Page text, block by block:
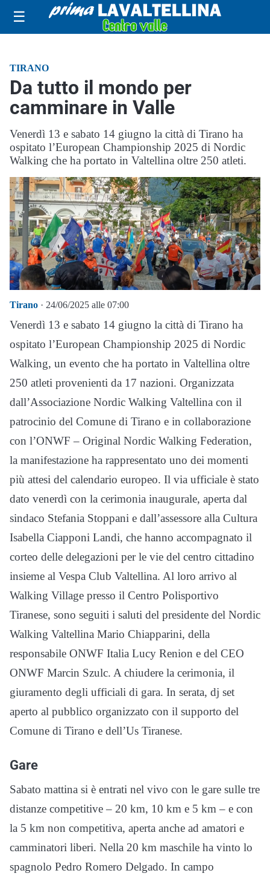
☰
TIRANO
Da tutto il mondo per
camminare in Valle
Venerdì 13 e sabato 14 giugno la città di Tirano ha
ospitato l’European Championship 2025 di Nordic
Walking che ha portato in Valtellina oltre 250 atleti.
Tirano · 24/06/2025 alle 07:00
Venerdì 13 e sabato 14 giugno la città di Tirano ha
ospitato l’European Championship 2025 di Nordic
Walking, un evento che ha portato in Valtellina oltre
250 atleti provenienti da 17 nazioni. Organizzata
dall’Associazione Nordic Walking Valtellina con il
patrocinio del Comune di Tirano e in collaborazione
con l’ONWF – Original Nordic Walking Federation,
la manifestazione ha rappresentato uno dei momenti
più attesi del calendario europeo. Il via ufficiale è stato
dato venerdì con la cerimonia inaugurale, aperta dal
sindaco Stefania Stoppani e dall’assessore alla Cultura
Isabella Ciapponi Landi, che hanno accompagnato il
corteo delle delegazioni per le vie del centro cittadino
insieme al Vespa Club Valtellina. Al loro arrivo al
Walking Village presso il Centro Polisportivo
Tiranese, sono seguiti i saluti del presidente del Nordic
Walking Valtellina Mario Chiapparini, della
responsabile ONWF Italia Lucy Renion e del CEO
ONWF Marcin Szulc. A chiudere la cerimonia, il
giuramento degli ufficiali di gara. In serata, dj set
aperto al pubblico organizzato con il supporto del
Comune di Tirano e dell’Us Tiranese.
Gare
Sabato mattina si è entrati nel vivo con le gare sulle tre
distanze competitive – 20 km, 10 km e 5 km – e con
la 5 km non competitiva, aperta anche ad amatori e
camminatori liberi. Nella 20 km maschile ha vinto lo
spagnolo Pedro Romero Delgado. In campo